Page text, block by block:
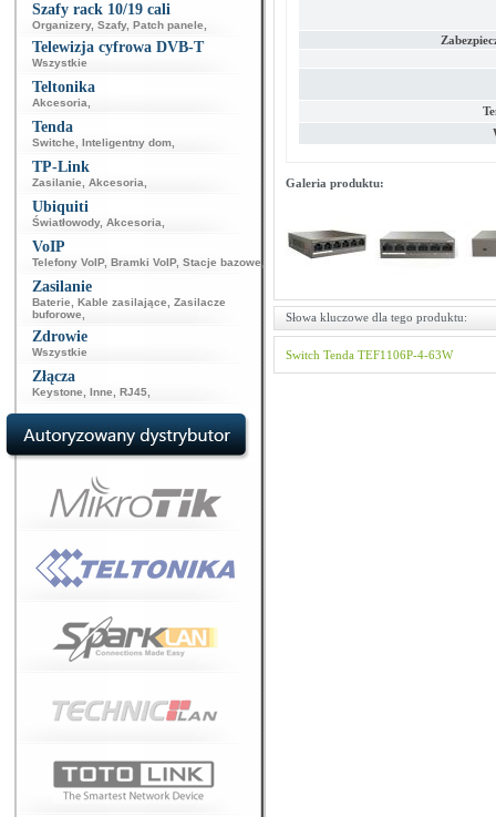
Szafy rack 10/19 cali
Organizery, Szafy, Patch panele
Telewizja cyfrowa DVB-T
Wszystkie
Teltonika
Akcesoria
Tenda
Switche Inteligentny dom
TP-Link
Zasilanie Akcesoria
Ubiquiti
Światłowody, Akcesoria
VoIP
Telefony VoIP, Bramki VoIP, Stacje bazowe
Zasilanie
Baterie Kable zasilające
Zasilacze
buforowe
Zdrowie
Wszystkie
Złącza
Keystone Inne RJ45
Galeria produktu:
Słowa kluczowe dla tego produktu:
Switch Tenda TEF1106P-4-63W